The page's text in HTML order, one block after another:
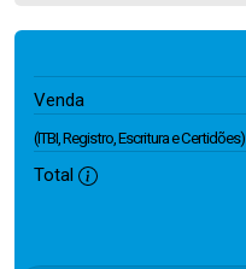
Venda
(ITBI, Registro, Escritura e Certidões)
Total